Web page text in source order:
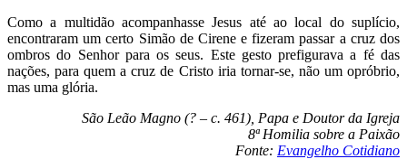
Como a multidão acompanhasse Jesus até ao local do suplício,
encontraram um certo Simão de Cirene e fizeram passar a cruz dos
ombros do Senhor para os seus. Este gesto prefigurava a fé das
nações, para quem a cruz de Cristo iria tornar-se, não um opróbrio,
mas uma glória.
São Leão Magno (? – c. 461), Papa e Doutor da Igreja
8ª Homilia sobre a Paixão
Fonte: Evangelho Cotidiano